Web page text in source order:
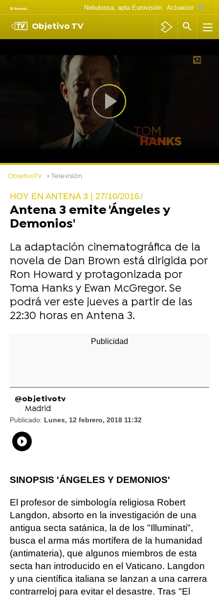
Nebulossa, apta Eurovisión Actuaciones
Objetivo TV
ObjetivoTV » Televisión
HOY EN ANTENA 3 | 27/10/2016
Antena 3 emite 'Ángeles y
Demonios'
La adaptación cinematográfica de la
novela de Dan Brown está dirigida por
Ron Howard y protagonizada por
Toma Hanks y Ewan McGregor. Se
podrá ver este jueves a partir de las
22:30 horas en Antena 3.
@objetivotv
Madrid
Publicado: Lunes, 12 febrero, 2018 11:32
Whatsapp
Compartir
SINOPSIS 'ÁNGELES Y DEMONIOS'
El profesor de simbología religiosa Robert
Langdon, absorto en la investigación de una
antigua secta satánica, la de los "Illuminati",
busca el arma más mortífera de la humanidad
(antimateria), que algunos miembros de esta
secta han introducido en el Vaticano. Langdon
y una científica italiana se lanzan a una carrera
contrarreloj para evitar el desastre. Tras "El